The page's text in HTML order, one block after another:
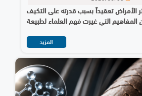
الأمراض تعقيداً بسبب قدرته على التكيف
المفاهيم التي غيرت فهم العلماء لطبيعة
المزيد